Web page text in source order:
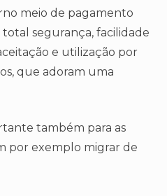
meio de pagamento
segurança, facilidade
e utilização por
que adoram uma
também para as
por exemplo migrar de